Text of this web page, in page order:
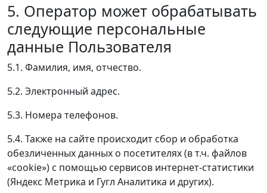
5. Оператор может обрабатывать
следующие персональные
данные Пользователя
5.1. Фамилия, имя, отчество.
5.2. Электронный адрес.
5.3. Номера телефонов.
5.4. Также на сайте происходит сбор и обработка
обезличенных данных о посетителях (в т.ч. файлов
«cookie») с помощью сервисов интернет-статистики
(Яндекс Метрика и Гугл Аналитика и других).